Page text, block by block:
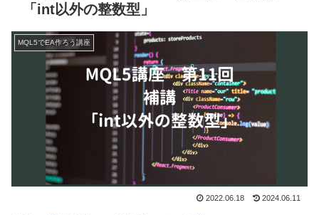
「int以外の整数型」
MQL5でEA作ろう講座
2022.06.18 2024.06.11